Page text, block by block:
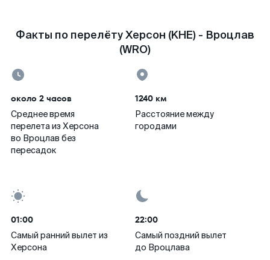
Факты по перелёту Херсон (KHE) - Вроцлав
(WRO)
около 2 часов
Среднее время
перелета из Херсона
во Вроцлав без
пересадок
1240 км
Расстояние между
городами
01:00
Самый ранний вылет из
Херсона
22:00
Самый поздний вылет
до Вроцлава